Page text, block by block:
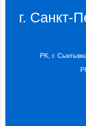
г. Санкт-
РК, г.